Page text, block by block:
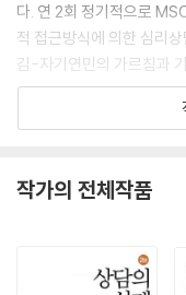
다. 연 2회 정기적으로
적 접근방식에 의한 심리
김-자기연민의 가르침과
작가의 전체작품